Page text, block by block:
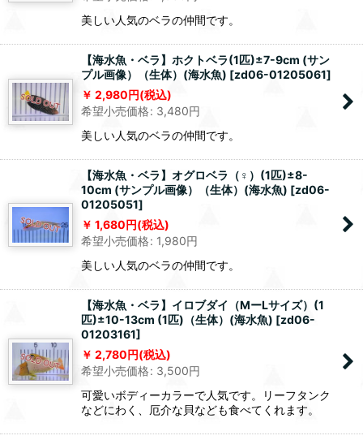
美しい人気のベラの仲間です。
【海水魚・ベラ】ホクトベラ(1匹)±7-9cm (サン
プル画像）（生体）(海水魚) [zd06-01205061]
2,980円(税込)
希望小売価格: 3,480円
美しい人気のベラの仲間です。
【海水魚・ベラ】オグロベラ（♀）(1匹)±8-
10cm (サンプル画像）（生体）(海水魚) [zd06-
01205051]
1,680円(税込)
希望小売価格: 1,980円
美しい人気のベラの仲間です。
【海水魚・ベラ】イロブダイ（MーLサイズ）(1
匹)±10-13cm (1匹)（生体）(海水魚) [zd06-
01203161]
2,780円(税込)
希望小売価格: 3,500円
可愛いボディーカラーで人気です。リーフタンク
などにわく、厄介な貝なども食べてくれます。